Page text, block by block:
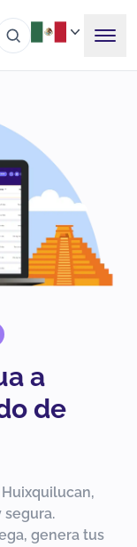
a
de
segura.
genera tus